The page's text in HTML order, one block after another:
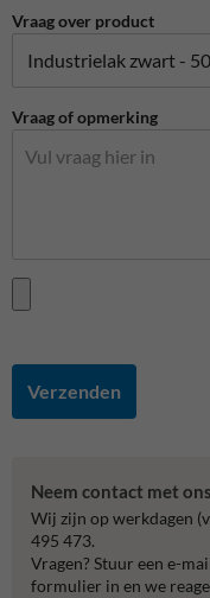
Vraag over product
Vraag of opmerking
Verzenden
Neem contact met
Wij zijn op werkdagen
495 473.
Vragen? Stuur een e-
formulier in en we